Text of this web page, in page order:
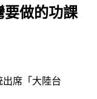
要做的功課